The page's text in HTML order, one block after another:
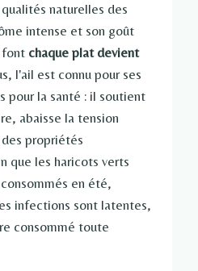
naturelles des
intense et son goût
font chaque plat devient
l'ail est connu pour ses
pour la santé : il soutient
abaisse la tension
propriétés
que les haricots verts
en été,
infections sont latentes,
consommé toute